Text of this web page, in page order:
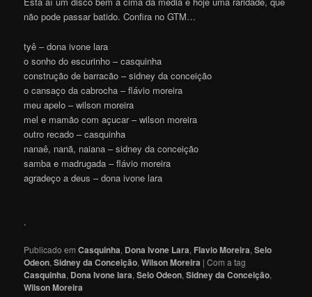
não pode passar batido. Confira no GTM…
tyê – dona ivone lara
o sonho do escurinho – casquinha
construção de barracão – sidney da conceição
o cansaço da cabrocha – flávio moreira
meu apelo – wilson moreira
mel e mamão com açucar – wilson moreira
outro recado – casquinha
nanaê, nanã, naiana – sidney da conceição
samba e madrugada – flávio moreira
agradeço a deus – dona ivone lara
.
Publicado em Casquinha, Dona Ivone Lara, Flavio Moreira,Selo
Odeon,Sidney da Conceição,Wilson Moreira |Com a tag
Casquinha, Dona Ivone lara,Selo Odeon,Sidney da Conceição,
Wilson Moreira